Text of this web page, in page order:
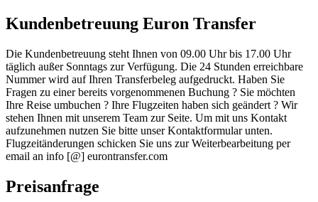
Kundenbetreuung Euron Transfer
Die Kundenbetreuung steht Ihnen von 09.00 Uhr bis 17.00 Uhr
täglich außer Sonntags zur Verfügung. Die 24 Stunden erreichbare
Nummer wird auf Ihren Transferbeleg aufgedruckt. Haben Sie
Fragen zu einer bereits vorgenommenen Buchung ? Sie möchten
Ihre Reise umbuchen ? Ihre Flugzeiten haben sich geändert ? Wir
stehen Ihnen mit unserem Team zur Seite. Um mit uns Kontakt
aufzunehmen nutzen Sie bitte unser Kontaktformular unten.
Flugzeitänderungen schicken Sie uns zur Weiterbearbeitung per
email an info [@] eurontransfer.com
Preisanfrage